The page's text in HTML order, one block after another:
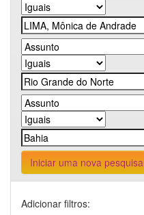
Iniciar uma nova pesquisa
Adicionar filtros: